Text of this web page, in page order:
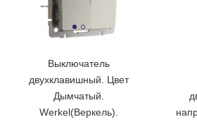
Выключатель
двухклавишный. Цвет
Дымчатый.
Werkel(Веркель).